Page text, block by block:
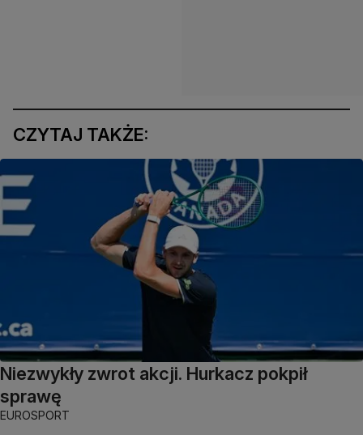
CZYTAJ TAKŻE:
Niezwykły zwrot akcji. Hurkacz pokpił
sprawę
EUROSPORT